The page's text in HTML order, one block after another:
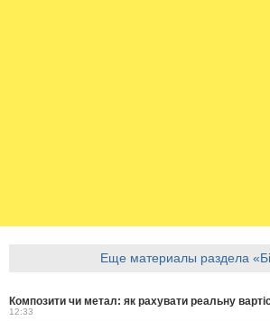
Еще материалы раздела
Композити чи метал: як рахувати реальну
12:33